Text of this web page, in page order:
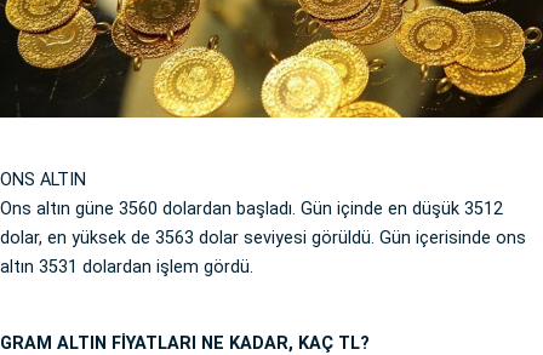
ONS ALTIN
Ons altın güne 3560 dolardan başladı. Gün içinde en düşük 3512
dolar, en yüksek de 3563 dolar seviyesi görüldü. Gün içerisinde ons
altın 3531 dolardan işlem gördü.
GRAM ALTIN FİYATLARI NE KADAR, KAÇ TL?